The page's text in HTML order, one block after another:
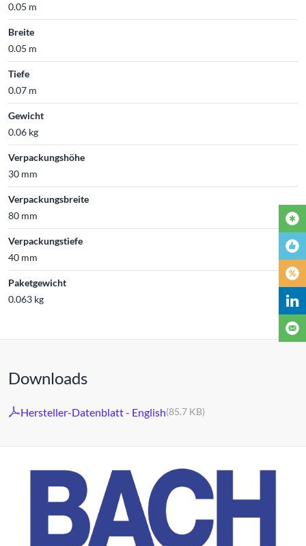
0.05 m
Breite
0.05 m
Tiefe
0.07 m
Gewicht
0.06 kg
Verpackungshöhe
30 mm
Verpackungsbreite
80 mm
Verpackungstiefe
40 mm
Paketgewicht
0.063 kg
Downloads
Hersteller-Datenblatt - English(85.7 KB)